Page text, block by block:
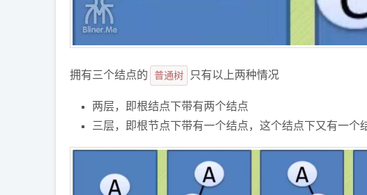
拥有三个结点的 普通树 只有以上两种情况
两层，即根结点下带有两个结点
三层，即根节点下带有一个结点，这个结点下又有一个